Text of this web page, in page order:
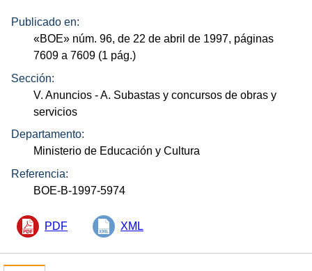
Publicado en:
«BOE» núm. 96, de 22 de abril de 1997, páginas
7609 a 7609 (1 pág.)
Sección:
V. Anuncios - A. Subastas y concursos de obras y
servicios
Departamento:
Ministerio de Educación y Cultura
Referencia:
BOE-B-1997-5974
PDF XML